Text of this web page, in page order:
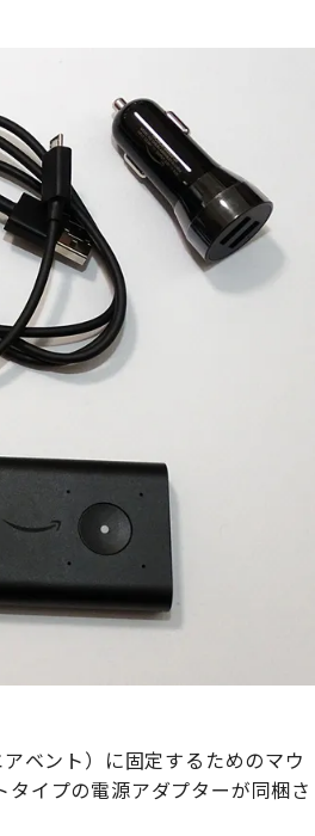
ベント）に固定するためのマウ
イプの電源アダプターが同梱さ